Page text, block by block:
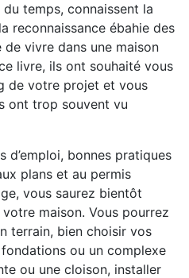
temps, connaissent la
reconnaissance ébahie des
vivre dans une maison
livre, ils ont souhaité vous
de votre projet et vous
ont trop souvent vu
d’emploi, bonnes pratiques
plans et au permis
vous saurez bientôt
maison. Vous pourrez
terrain, bien choisir vos
ou un complexe
ou une cloison, installer